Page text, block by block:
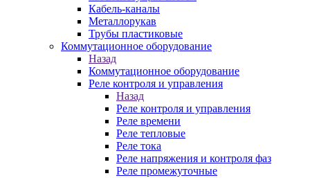
Кабель-каналы
Металлорукав
Трубы пластиковые
Коммутационное оборудование
Назад
Коммутационное оборудование
Реле контроля и управления
Назад
Реле контроля и управления
Реле времени
Реле тепловые
Реле тока
Реле напряжения и контроля фаз
Реле промежуточные